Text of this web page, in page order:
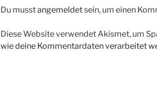
Du musstangemeldetsein, um einen
Diese Website verwendet Akismet, um
wie deine Kommentardaten verarbeitet